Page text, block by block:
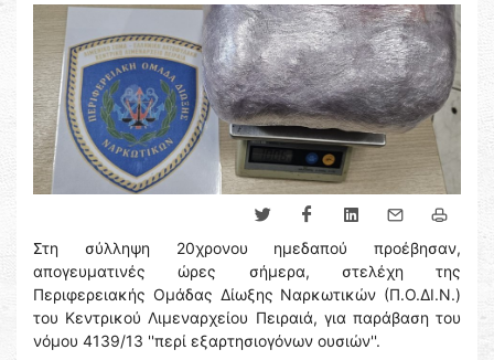
Στη σύλληψη 20χρονου ημεδαπού προέβησαν,
απογευματινές ώρες σήμερα, στελέχη της
Περιφερειακής Ομάδας Δίωξης Ναρκωτικών (Π.Ο.ΔΙ.Ν.)
του Κεντρικού Λιμεναρχείου Πειραιά, για παράβαση του
νόμου 4139/13 ''περί εξαρτησιογόνων ουσιών''.